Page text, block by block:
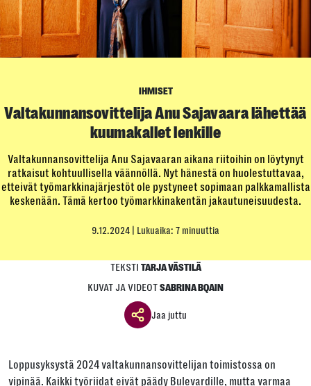
IHMISET
Valtakunnan­sovittelija Anu Sajavaara lähettää
kuumakallet lenkille
Valtakunnansovittelija Anu Sajavaaran aikana riitoihin on löytynyt
ratkaisut kohtuullisella väännöllä. Nyt hänestä on huolestuttavaa,
etteivät työmarkkinajärjestöt ole pystyneet sopimaan palkkamallista
keskenään. Tämä kertoo työmarkkinakentän jakautuneisuudesta.
9.12.2024 | Lukuaika: 7 minuuttia
TEKSTI TARJA VÄSTILÄ
KUVAT JA VIDEOTSABRINA BQAIN
Jaa juttu
Jaa tämä linkki seuraavilla tavoilla
Loppusyksystä 2024 valtakunnansovittelijan toimistossa on
vipinää. Kaikki työriidat eivät päädy Bulevardille, mutta varmaa